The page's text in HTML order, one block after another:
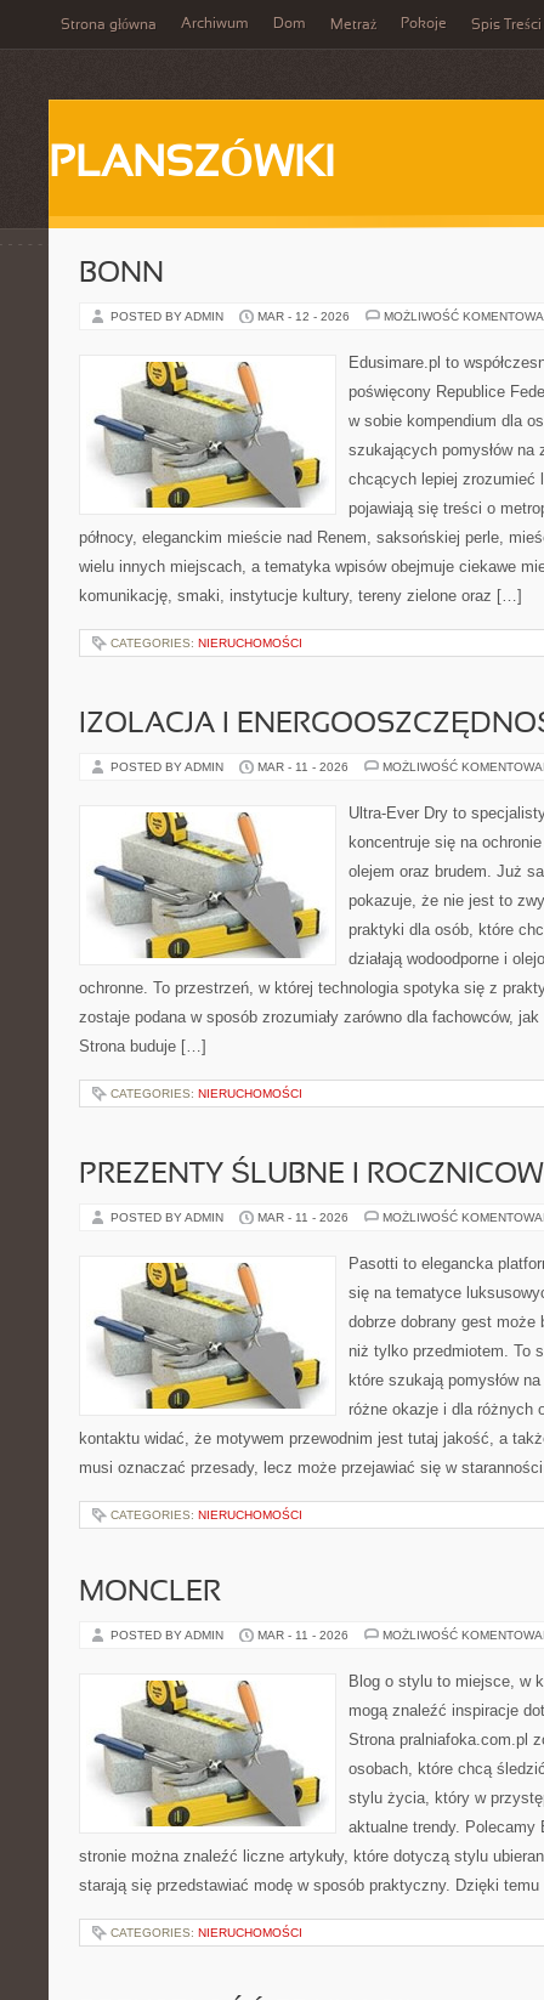
Strona główna Archiwum Dom Metraż Pokoje Spis Treści
PLANSZÓWKI
BONN
POSTED BY ADMIN MAR - 12 - 2026 MOŻLIWOŚĆ
Edusimare.pl to
poświęcony Republice
w sobie kompendium dla
szukających pomysłów
chcących lepiej zrozumieć
pojawiają się treści o
północy, eleganckim mieście nad Renem, saksońskiej perle,
wielu innych miejscach, a tematyka wpisów obejmuje ciekawe
komunikację, smaki, instytucje kultury, tereny zielone oraz […]
CATEGORIES: NIERUCHOMOŚCI
IZOLACJA I
POSTED BY ADMIN MAR - 11 - 2026 MOŻLIWOŚĆ
Ultra-Ever Dry to
koncentruje się na
olejem oraz brudem. Już
pokazuje, że nie jest to
praktyki dla osób, które
działają wodoodporne i
ochronne. To przestrzeń, w której technologia spotyka się z
zostaje podana w sposób zrozumiały zarówno dla fachowców, jak
Strona buduje […]
CATEGORIES: NIERUCHOMOŚCI
PREZENTY ŚLUBNE I
POSTED BY ADMIN MAR - 11 - 2026 MOŻLIWOŚĆ
Pasotti to elegancka
się na tematyce
dobrze dobrany gest
niż tylko przedmiotem. To
które szukają pomysłów
różne okazje i dla różnych
kontaktu widać, że motywem przewodnim jest tutaj jakość, a
musi oznaczać przesady, lecz może przejawiać się w
CATEGORIES: NIERUCHOMOŚCI
MONCLER
POSTED BY ADMIN MAR - 11 - 2026 MOŻLIWOŚĆ
Blog o stylu to miejsce, w
mogą znaleźć inspiracje
Strona pralniafoka.com.pl
osobach, które chcą
stylu życia, który w
aktualne trendy. Polecamy
stronie można znaleźć liczne artykuły, które dotyczą stylu
starają się przedstawiać modę w sposób praktyczny. Dzięki
CATEGORIES: NIERUCHOMOŚCI